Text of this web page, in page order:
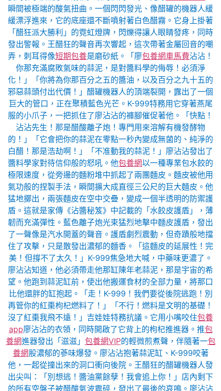
瞬間被極端的酸氣扭曲。一個閃閃發光、像醋罐的機器人緩
緩漂浮進來，它的底座還不斷噴射著白色醋霧。它身上掛著
「醋狂派大勝利」的霓虹燈牌，閃爍得讓人眼睛發疼，同時
發出警報。王醋狂的聲音再次響起，這次帶著金屬回音的嘲
弄，刺耳得像短期包養是磨砂紙。「廖包養網車馬費沾沾！
你那充滿腐敗氣味的蒜泥，是對醬料學的侮辱！必須淨
化！」「你將為你那百分之五的醬油，以及百分之九十五的
邪惡蒜頭付出代價！」醋罐機器人的頂端裂開，露出了一個
巨大的管口，正在聚積藍色光芒。K-999特務用它穿著燕尾
服的小爪子，一把抓住了廖沾沾的褲腳催促著他。「快點！
沾沾先生！那是醋酸離子炮！專門用來溶解有機發酵物
的！」「它會把你的蒜泥在零點一秒內變成無菌的、純淨的
白醋！那是浩劫啊！」「不准動我的蒜泥！」廖沾沾發出了
醬料學家對待信仰般的怒吼。他包養網以一種專業包水餃的
極限速度，從旁邊的麵粉堆中抓起了兩團麵皮。麵皮被他用
氣功般的捏製手法，瞬間擴大成直徑三公尺的巨大麵皮。他
猛地擲出，兩張麵皮在空中交疊，變成一個半透明的防禦護
盾。這就是家傳《沾醬秘笈》中記載的「水餃皮護盾」，薄
韌而充滿彈性。藍色離子炮光束猛烈地擊中麵皮護盾，發出
了一聲像是汽水開蓋的聲音。護盾劇烈震動，但奇蹟般地擋
住了攻擊，只是散發出濃郁的麵香。「這麵皮的延展性！完
美！但撐不了太久！」K-999焦急地大喊，中藥味更濃了。
廖沾沾知道，他必須帶走他那缸陳年老蒜泥，那是宇宙的希
望。他跑到蒜泥缸前，使出他搬運食材的全部力量，將那口
比他還胖的缸抱起。「走！K-999！我們要從後院逃跑！別
再管你的紅棗枸杞燃料了！」「不行！燃料是文明的基礎！
沒了紅棗我飛不遠！」吉娃娃特務抗議。它用小嘴咬住包養
app廖沾沾的衣領，同時開啟了它背上的枸杞推進器。推包
養網進器發出「滋滋」 包養網VIP的輕微煎煮聲，伴隨著一包
養網股濃郁的蔘味爆發。廖沾沾抱著蒜泥缸、K-999咬著
他，一起從撞出來的洞口衝向後院。王醋狂的醋罐機器人發
出尖叫：「別想逃！醬油黨餘孽！我會追上你！」店內剩下
的所有空盤子被醋酸氣波震碎，發出了最後的哀鳴。廖沾沾